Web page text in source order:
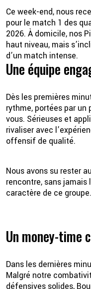
💦
Ce week-end, nous
pour le match 1 des
2026. À domicile, nos
haut niveau, mais
d’un match intense.
Une équipe
Dès les premières
rythme, portées par
vous. Sérieuses et
rivaliser avec
offensif de qualité.
Nous avons su rester
rencontre, sans
caractère de ce groupe.
Un money-time
Dans les dernières
Malgré notre
défensives solides,